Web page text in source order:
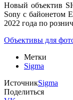
Новый объектив
Sony с байонетом
2022 года по
Объективы для
Метки
Sigma
ИсточникSigma
Поделиться